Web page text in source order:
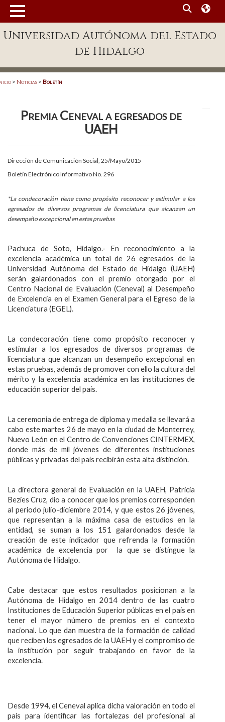
Enlaces
Patronato
Publicaciones en línea
Acreditación Internacional
Alumnado
Aspirantes
Alumni
Visitantes
Universidad Autónoma del Estado
de Hidalgo
> Noticias > Boletín
Premia Ceneval a egresados de
UAEH
Dirección de Comunicación Social, 25/Mayo/2015
Boletín Electrónico Informativo No. 296
*La condecoración tiene como propósito reconocer y estimular a los
egresados de diversos programas de licenciatura que alcanzan un
desempeño excepcional en estas pruebas
Pachuca de Soto, Hidalgo.- En reconocimiento a la
excelencia académica un total de 26 egresados de la
Universidad Autónoma del Estado de Hidalgo (UAEH)
serán galardonados con el premio otorgado por el
Centro Nacional de Evaluación (Ceneval) al Desempeño
de Excelencia en el Examen General para el Egreso de la
Licenciatura (EGEL).
La condecoración tiene como propósito reconocer y
estimular a los egresados de diversos programas de
licenciatura que alcanzan un desempeño excepcional en
estas pruebas, además de promover con ello la cultura del
mérito y la excelencia académica en las instituciones de
educación superior del país.
La ceremonia de entrega de diploma y medalla se llevará a
cabo este martes 26 de mayo en la ciudad de Monterrey,
Nuevo León en el Centro de Convenciones CINTERMEX,
donde más de mil jóvenes de diferentes instituciones
públicas y privadas del país recibirán esta alta distinción.
La directora general de Evaluación en la UAEH, Patricia
Bezies Cruz, dio a conocer que los premios corresponden
al periodo julio-diciembre 2014, y que estos 26 jóvenes,
que representan a la máxima casa de estudios en la
entidad, se suman a los 151 galardonados desde la
creación de este indicador que refrenda la formación
académica de excelencia por la que se distingue la
Autónoma de Hidalgo.
Cabe destacar que estos resultados posicionan a la
Autónoma de Hidalgo en 2014 dentro de las cuatro
Instituciones de Educación Superior públicas en el país en
tener el mayor número de premios en el contexto
nacional. Lo que dan muestra de la formación de calidad
que reciben los egresados de la UAEH y el compromiso de
la institución por seguir trabajando en favor de la
excelencia.
Desde 1994, el Ceneval aplica dicha valoración en todo el
país para identificar las fortalezas del profesional al